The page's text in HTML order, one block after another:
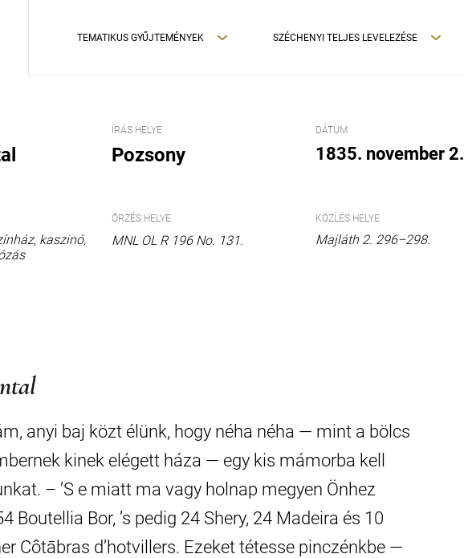
TEMATIKUS GYŰJTEMÉNYEK SZÉCHENYI TELJES LEVELEZÉSE
ÍRÁS HELYE
Pozsony
DÁTUM
1835. november 2.
kaszinó
ŐRZÉS HELYE
MNL OL R 196 No. 131.
KÖZLÉS HELYE
Majláth 2. 296–298.
anyi baj közt élünk, hogy néha néha — mint a bölcs
kinek elégett háza — egy kis mámorba kell
– ’S e miatt ma vagy holnap megyen Önhez
Boutellia Bor, ’s pedig 24 Shery, 24 Madeira és 10
Côtābras d’hotvillers. Ezeket tétesse pinczénkbe —